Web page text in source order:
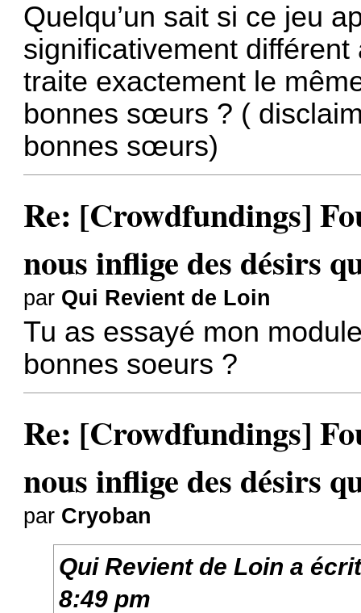
Quelqu’un sait si ce jeu
significativement différent
traite exactement le
bonnes sœurs ? (
bonnes sœurs)
Re: [Crowdfundings]
nous inflige des désirs
par Qui Revient de Loin
Tu as essayé mon
bonnes soeurs ?
Re: [Crowdfundings]
nous inflige des désirs
par Cryoban
Qui Revient de Loin a
8:49 pm